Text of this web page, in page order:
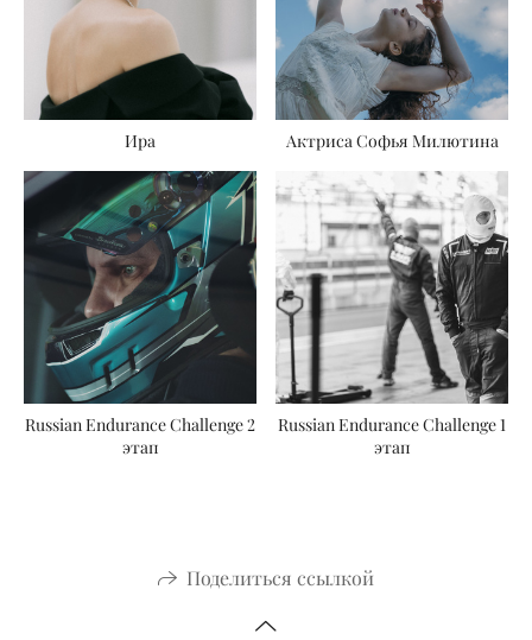
Ира Актриса Софья Милютина
Russian Endurance Challenge 2
этап
Russian Endurance Challenge 1
этап
Поделиться ссылкой